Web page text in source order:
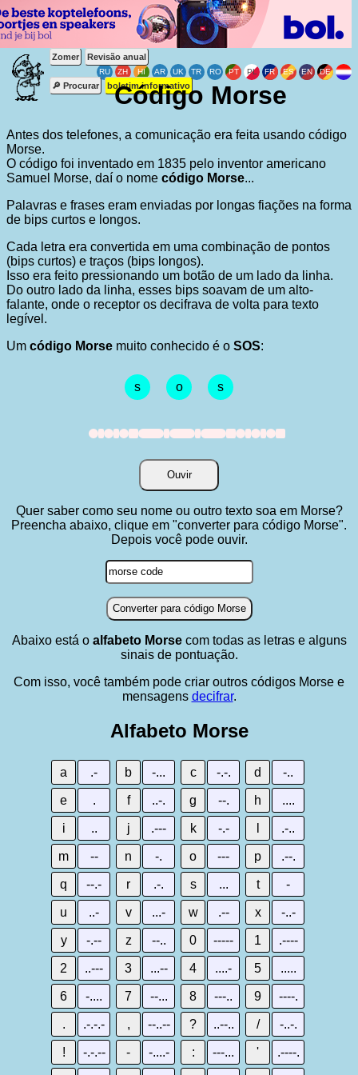
Zomer Revisão anual
🔎 Procurar boletim informativo
Código Morse
Antes dos telefones, a comunicação era feita usando código
Morse.
O código foi inventado em 1835 pelo inventor americano
Samuel Morse, daí o nome código Morse...
Palavras e frases eram enviadas por longas fiações na forma
de bips curtos e longos.
Cada letra era convertida em uma combinação de pontos
(bips curtos) e traços (bips longos).
Isso era feito pressionando um botão de um lado da linha.
Do outro lado da linha, esses bips soavam de um alto-
falante, onde o receptor os decifrava de volta para texto
legível.
Um código Morse muito conhecido é o SOS:
s o s
.I.I.A - I - I - A.I.I.A
Ouvir
Quer saber como seu nome ou outro texto soa em Morse?
Preencha abaixo, clique em "converter para código Morse".
Depois você pode ouvir.
Converter para código Morse
Abaixo está o alfabeto Morsecom todas as letras e alguns
sinais de pontuação.
Com isso, você também pode criar outros códigos Morse e
mensagens decifrar.
Alfabeto Morse
a .- b -... c -.-. d -..
e . f ..-. g --. h ....
i .. j .--- k -.- .-..
m -- n -. o --- p .--.
q --.- r .-. s ... t -
u ..- v ...- w .-- x -..-
y -.-- z --.. 0 ----- 1 .----
2 ..--- 3 ...-- 4 ....- 5 .....
6 -.... 7 --... 8 ---.. 9 ----.
. .-.-.- , --..-- ? ..--.. / -..-.
! -.-.-- - -....- : ---... ' .----.